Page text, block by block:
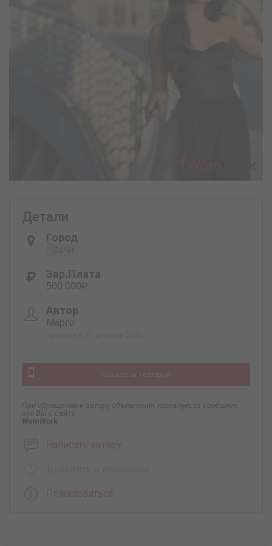
Детали
Город
Сочи
Зар.плата
500 000₽
Автор
Марго
показать телефон
При обращении к автору объявления, пожалуйста сообщите,
что Вы с сайта
WomWork
Написать автору
Пожаловаться